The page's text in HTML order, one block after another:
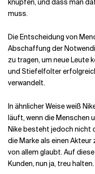
knüpfen, und dass man
muss.
Die Entscheidung von
Abschaffung der
zu tragen, um neue Leute
und Stiefelfolter
verwandelt.
In ähnlicher Weise weiß
läuft, wenn die Menschen
Nike besteht jedoch nicht
die Marke als einen
von allem glaubt. Auf
Kunden, nun ja, treu halten.